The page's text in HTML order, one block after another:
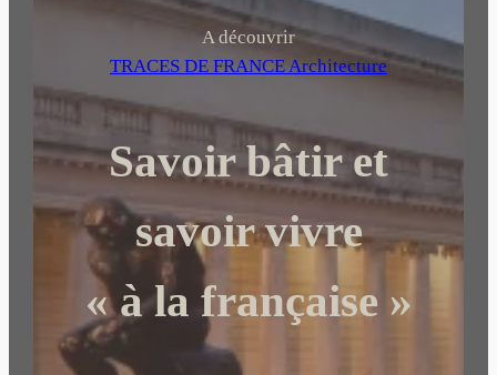
r
h
r
A découvrir
TRACES DE FRANCE Architecture
Savoir bâtir et
savoir vivre
« à la française »